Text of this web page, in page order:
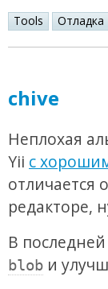
Tools Отладка
chive
Неплохая
Yii с
отличается
редакторе,
В последней
blob и